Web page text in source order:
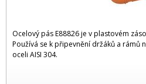
Ocelový pás E88826 je v plastovém
Používá se k připevnění držáků a rámů
oceli AISI 304.